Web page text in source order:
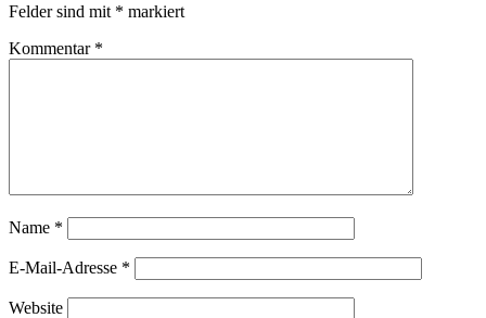
Felder sind mit * markiert
Kommentar *
Name *
E-Mail-Adresse *
Website